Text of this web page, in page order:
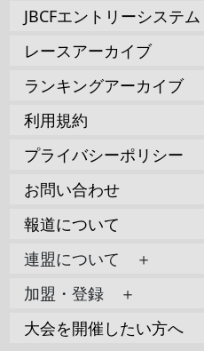
JBCFエントリーシステム
レースアーカイブ
ランキングアーカイブ
利用規約
プライバシーポリシー
お問い合わせ
報道について
連盟について ＋
加盟・登録 ＋
大会を開催したい方へ